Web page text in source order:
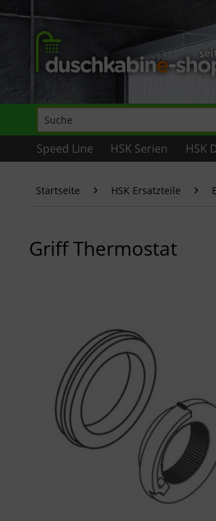
Speed Line HSK Serien HSK
Startseite HSK Ersatzteile
Griff Thermostat